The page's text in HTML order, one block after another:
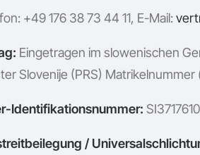
+49 176 38 73 44 11, E-Mail:
Eingetragen im slowenischen
Slovenije (PRS)
Identifikationsnummer:
/